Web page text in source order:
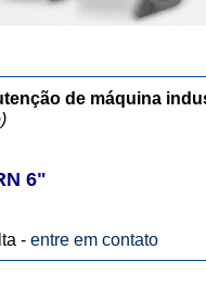
de máquina
6"
- entre em contato